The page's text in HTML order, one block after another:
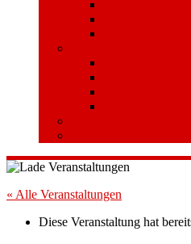
« Alle Veranstaltungen
Diese Veranstaltung hat